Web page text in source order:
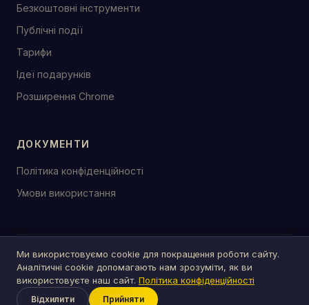
Безкоштовні інструменти
Публічні події
Тарифи
Ідеї подарунків
Розширення Chrome
ДОКУМЕНТИ
Політика конфіденційності
Умови використання
© 2026 birthday.tools
Зроблено з ♥ для свят по всьому світу
Ми використовуємо cookie для покращення роботи сайту.
Аналітичні cookie допомагають нам зрозуміти, як ви
використовуєте наш сайт. Політика конфіденційності
Відхилити Прийняти